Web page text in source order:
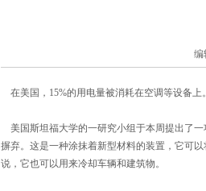
编
在美国，15%的用电量被消耗在空调等设备上
美国斯坦福大学的一研究小组于本周提出了
摒弃。这是一种涂抹着新型材料的装置，它可
说，它也可以用来冷却车辆和建筑物。